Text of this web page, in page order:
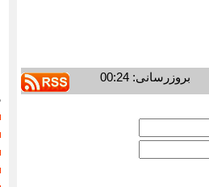
بروزرسانی: 00:24